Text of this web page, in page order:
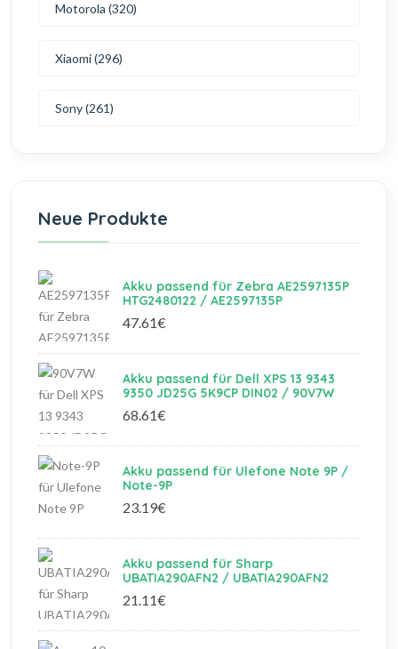
Motorola (320)
Xiaomi (296)
Sony (261)
Neue Produkte
Akku passend für Zebra AE2597135P
HTG2480122 / AE2597135P
47.61€
Akku passend für Dell XPS 13 9343
9350 JD25G 5K9CP DIN02 / 90V7W
68.61€
Akku passend für Ulefone Note 9P /
Note-9P
23.19€
Akku passend für Sharp
UBATIA290AFN2 / UBATIA290AFN2
21.11€